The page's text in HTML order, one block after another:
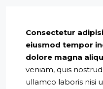
Consectetur
eiusmod tempor
dolore magna
veniam, quis nostrud
ullamco laboris nisi